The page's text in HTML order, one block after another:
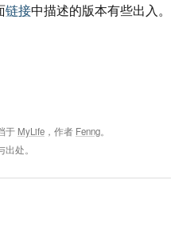
链接中描述的版本有些出入。
于 MyLife ，作者 Fenng。
处。